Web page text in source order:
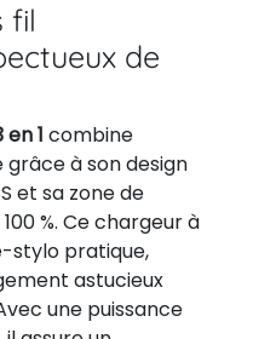
fil
de
1 combine
à son design
et sa zone de
%. Ce chargeur à
stylo pratique,
astucieux
une puissance